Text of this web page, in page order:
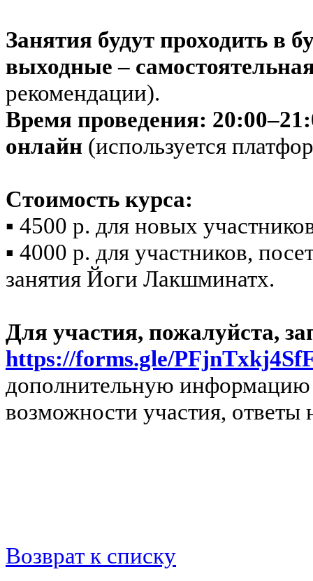
Занятия будут проходить в
выходные –
рекомендации).
Время проведения:
онлайн (используется
Стоимость курса:
▪️ 4500 р. для новых
▪️ 4000 р. для участников,
занятия Йоги Лакшминатх.
Для участия, пожалуйста,
https://forms.gle/
дополнительную
возможности участия,
Возврат к списку